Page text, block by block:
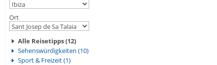
Ort
Alle Reisetipps (12)
Sehenswürdigkeiten (10)
Sport & Freizeit (1)